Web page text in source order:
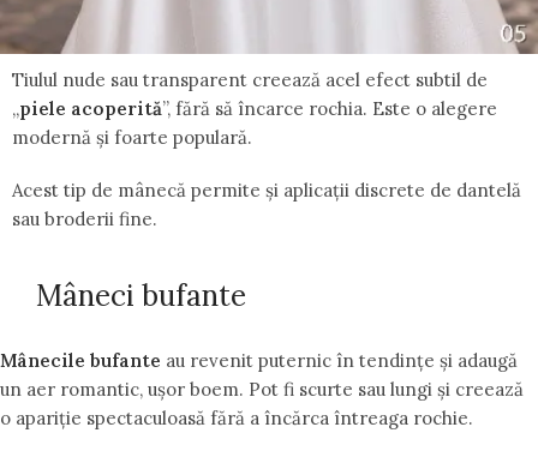
Tiulul nude sau transparent creează acel efect subtil de
„piele acoperită”, fără să încarce rochia. Este o alegere
modernă și foarte populară.
Acest tip de mânecă permite și aplicații discrete de dantelă
sau broderii fine.
Mâneci bufante
Mânecile bufante au revenit puternic în tendințe și adaugă
un aer romantic, ușor boem. Pot fi scurte sau lungi și creează
o apariție spectaculoasă fără a încărca întreaga rochie.